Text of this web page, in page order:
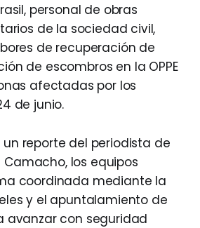
personal de obras
de la sociedad civil,
de recuperación de
de escombros en la OPPE
afectadas por los
de junio.
reporte del periodista de
Camacho, los equipos
coordinada mediante la
y el apuntalamiento de
avanzar con seguridad